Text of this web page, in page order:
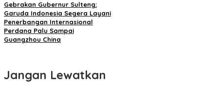
Gebrakan Gubernur Sulteng:
Garuda Indonesia Segera Layani
Penerbangan Internasional
Perdana Palu Sampai
Guangzhou China
Jangan Lewatkan